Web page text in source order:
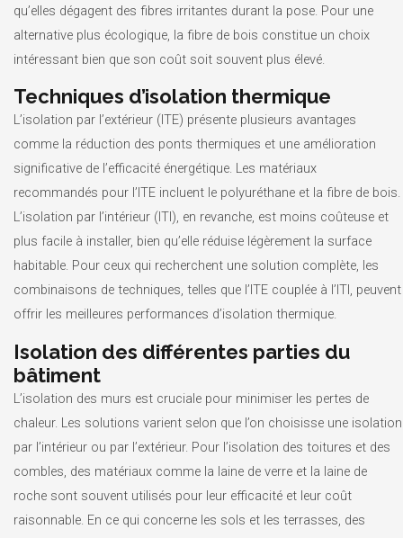
qu’elles dégagent des fibres irritantes durant la pose. Pour une
alternative plus écologique, la fibre de bois constitue un choix
intéressant bien que son coût soit souvent plus élevé.
Techniques d’isolation thermique
L’isolation par l’extérieur (ITE) présente plusieurs avantages
comme la réduction des ponts thermiques et une amélioration
significative de l’efficacité énergétique. Les matériaux
recommandés pour l’ITE incluent le polyuréthane et la fibre de bois.
L’isolation par l’intérieur (ITI), en revanche, est moins coûteuse et
plus facile à installer, bien qu’elle réduise légèrement la surface
habitable. Pour ceux qui recherchent une solution complète, les
combinaisons de techniques, telles que l’ITE couplée à l’ITI, peuvent
offrir les meilleures performances d’isolation thermique.
Isolation des différentes parties du
bâtiment
L’isolation des murs est cruciale pour minimiser les pertes de
chaleur. Les solutions varient selon que l’on choisisse une isolation
par l’intérieur ou par l’extérieur. Pour l’isolation des toitures et des
combles, des matériaux comme la laine de verre et la laine de
roche sont souvent utilisés pour leur efficacité et leur coût
raisonnable. En ce qui concerne les sols et les terrasses, des